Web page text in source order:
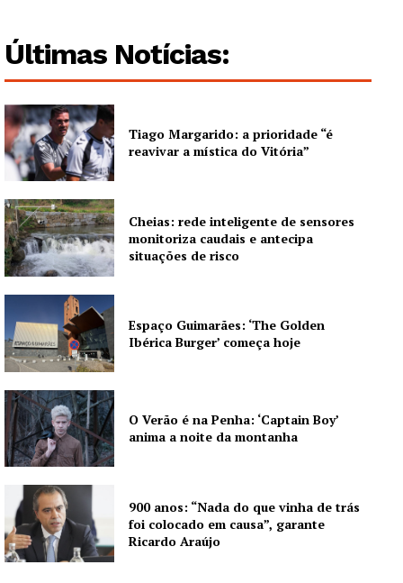
Últimas Notícias:
Tiago Margarido: a prioridade “é
reavivar a mística do Vitória”
Cheias: rede inteligente de sensores
monitoriza caudais e antecipa
situações de risco
Espaço Guimarães: ‘The Golden
Ibérica Burger’ começa hoje
O Verão é na Penha: ‘Captain Boy’
anima a noite da montanha
900 anos: “Nada do que vinha de trás
foi colocado em causa”, garante
Ricardo Araújo